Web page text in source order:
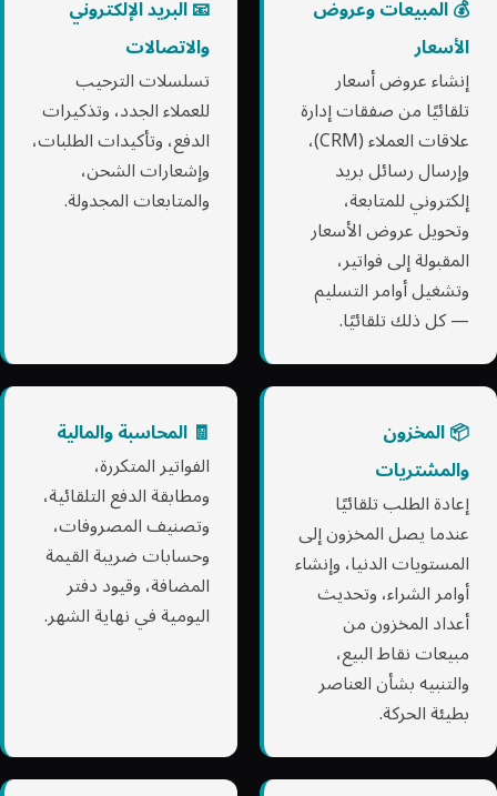
💰 المبيعات وعروض
الأسعار
إنشاء عروض أسعار
تلقائيًا من صفقات إدارة
علاقات العملاء (CRM)،
وإرسال رسائل بريد
إلكتروني للمتابعة،
وتحويل عروض الأسعار
المقبولة إلى فواتير،
وتشغيل أوامر التسليم
— كل ذلك تلقائيًا.
📧 البريد الإلكتروني
والاتصالات
تسلسلات الترحيب
للعملاء الجدد، وتذكيرات
الدفع، وتأكيدات الطلبات،
وإشعارات الشحن،
والمتابعات المجدولة.
📦 المخزون
والمشتريات
إعادة الطلب تلقائيًا
عندما يصل المخزون إلى
المستويات الدنيا، وإنشاء
أوامر الشراء، وتحديث
أعداد المخزون من
مبيعات نقاط البيع،
والتنبيه بشأن العناصر
بطيئة الحركة.
🧾 المحاسبة والمالية
الفواتير المتكررة،
ومطابقة الدفع التلقائية،
وتصنيف المصروفات،
وحسابات ضريبة القيمة
المضافة، وقيود دفتر
اليومية في نهاية الشهر.